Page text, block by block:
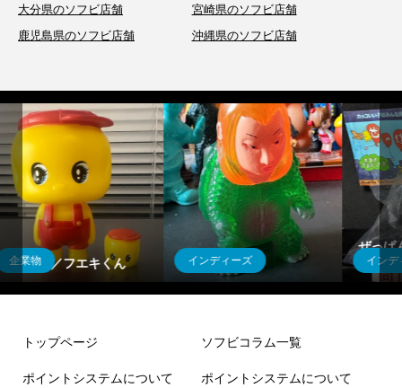
大分県のソフビ店舗
宮崎県のソフビ店舗
鹿児島県のソフビ店舗
沖縄県のソフビ店舗
インディーズ
豊年亀 インディーズ
ぜっぱんだくん ソフ
ビ！
トップページ
ポイントシステムについて
ソフビコラム一覧
ポイントシステムについて